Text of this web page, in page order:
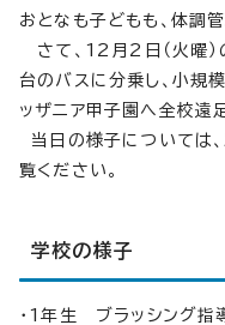
おとなも子どもも、体調
さて、12月2日（火曜）
台のバスに分乗し、小規
ッザニア甲子園へ全校遠
当日の様子については、
覧ください。
学校の様子
・1年生 ブラッシング指